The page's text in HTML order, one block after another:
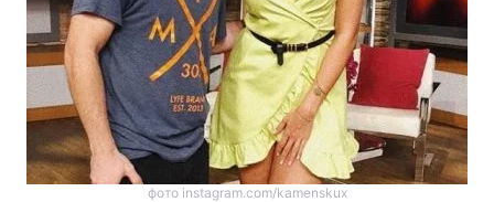
фото instagram.com/kamenskux